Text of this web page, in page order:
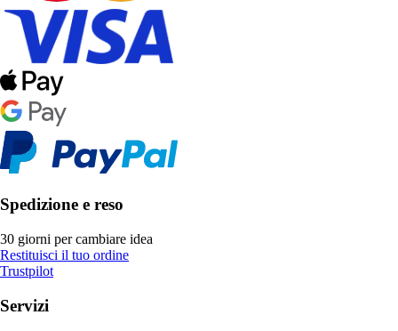
Spedizione e reso
30 giorni per cambiare idea
Restituisci il tuo ordine
Trustpilot
Servizi